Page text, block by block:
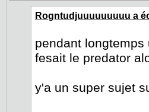
Rogntudjuuuuuuuuu a
pendant
fesait le predator
y'a un super sujet